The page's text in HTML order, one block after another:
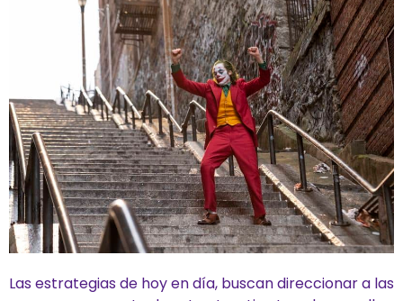
Las estrategias de hoy en día, buscan direccionar a las